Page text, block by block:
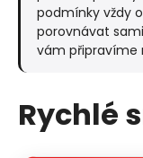
podmínky vždy
porovnávat
vám připravíme
Rychlé